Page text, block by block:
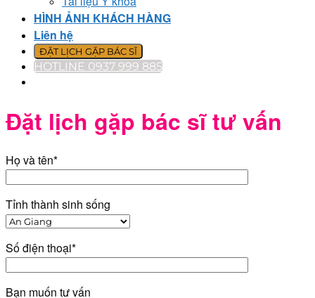
HÌNH ẢNH KHÁCH HÀNG
Liên hệ
ĐẶT LỊCH GẶP BÁC SĨ
HOTLINE 0937 999 885
Đặt lịch gặp bác sĩ tư vấn
Họ và tên*
Tỉnh thành sinh sống
Số điện thoại*
Bạn muốn tư vấn